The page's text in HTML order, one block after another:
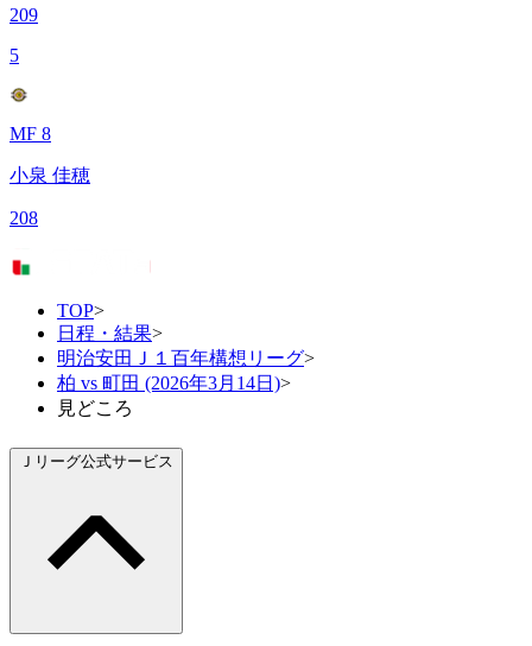
209
5
MF 8
小泉 佳穂
208
TOP>
日程・結果>
明治安田Ｊ１百年構想リーグ>
柏 vs 町田 (2026年3月14日)>
見どころ
Ｊリーグ公式サービス